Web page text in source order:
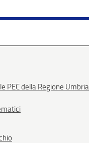
PEC della Regione Umbria